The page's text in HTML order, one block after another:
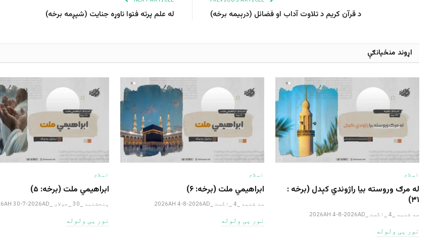
د قرآن کریم د تلاوت آداب او فضائل (درېیمه برخه) له علم پرته فتوا ناوړه جنایت (شپږمه برخه)
اړوند منځپانګې
اسلام
له مرګ وروسته بیا راژوندي کېدل (برخه :
۳۱)
سه شنبه _4 _اگست _2026AH 4-8-2026AD
نور یی ولوله
اسلام
ابراهيمي ملت (برخه: ۶)
سه شنبه _4 _اگست _2026AH 4-8-2026AD
نور یی ولوله
اسلام
ابراهيمي ملت (برخه: ۵)
پنجشنبه _30 _جولای _2026AH 30-7-2026AD
نور یی ولوله